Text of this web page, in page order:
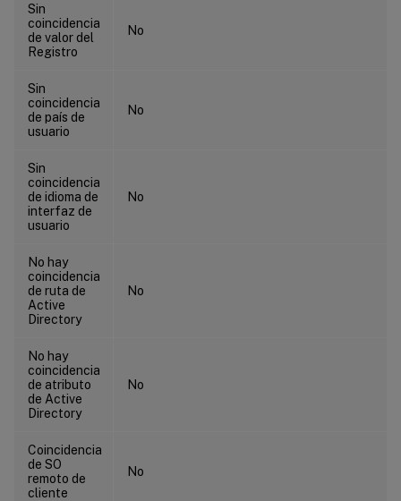
Sin
coincidencia
de valor del
Registro
No
Sin
coincidencia
de país de
usuario
No
Sin
coincidencia
de idioma de
interfaz de
usuario
No
No hay
coincidencia
de ruta de
Active
Directory
No
No hay
coincidencia
de atributo
de Active
Directory
No
Coincidencia
de SO
remoto de
cliente
No